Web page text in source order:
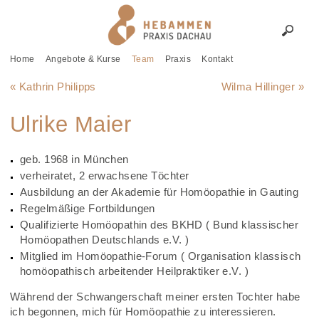
Home Angebote & Kurse Team Praxis Kontakt
« Kathrin Philipps Wilma Hillinger »
Ulrike Maier
geb. 1968 in München
verheiratet, 2 erwachsene Töchter
Ausbildung an der Akademie für Homöopathie in Gauting
Regelmäßige Fortbildungen
Qualifizierte Homöopathin des BKHD ( Bund klassischer
Homöopathen Deutschlands e.V. )
Mitglied im Homöopathie-Forum ( Organisation klassisch
homöopathisch arbeitender Heilpraktiker e.V. )
Während der Schwangerschaft meiner ersten Tochter habe
ich begonnen, mich für Homöopathie zu interessieren.